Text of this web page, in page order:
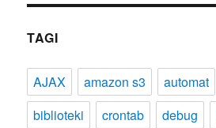
TAGI
AJAX amazon s3 automat
biblioteki
crontab debug